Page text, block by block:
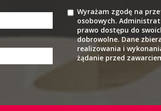
Wyrażam zgodę na
osobowych.
prawo dostępu do
dobrowolne. Dane
realizowania i
żądanie przed